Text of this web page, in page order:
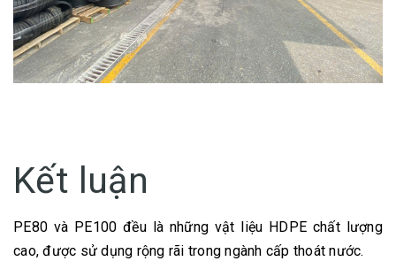
Kết luận
PE80 và PE100 đều là những vật liệu HDPE chất lượng
cao, được sử dụng rộng rãi trong ngành cấp thoát nước.